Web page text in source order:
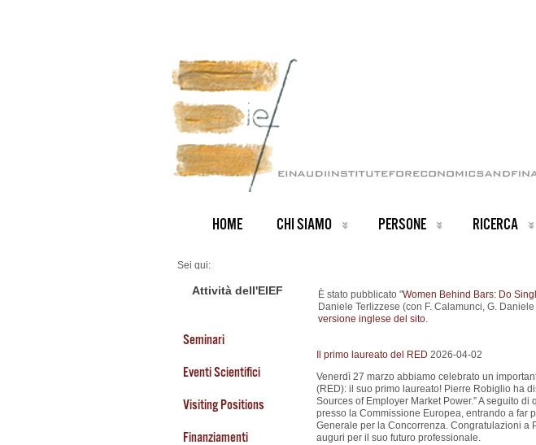
HOME CHI SIAMO PERSONE RICERCA
Sei qui:
ARCHIVIO NOTIZIE
Attività dell'EIEF
Seminari
Eventi Scientifici
Visiting Positions
Finanziamenti
È stato pubblicato "Women Behind Bars: Do
Daniele Terlizzese (con F. Calamunci, G.
versione inglese del sito.
Il primo laureato del RED 2026-04-02
Venerdì 27 marzo abbiamo celebrato un
(RED): il suo primo laureato! Pierre Robiglio ha
Sources of Employer Market Power.” A seguito
presso la Commissione Europea, entrando a far
Generale per la Concorrenza. Congratulazioni a
auguri per il suo futuro professionale.